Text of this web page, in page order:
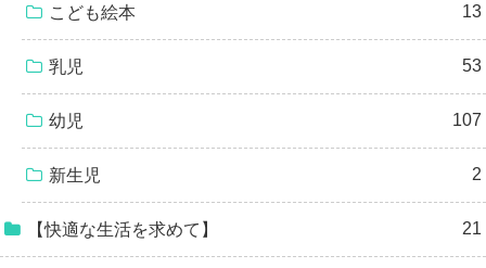
こども絵本 13
乳児 53
幼児 107
新生児 2
【快適な生活を求めて】 21